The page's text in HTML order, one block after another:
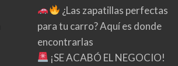
¿Las zapatillas perfectas
para tu carro? Aquí es donde
encontrarlas
¡SE ACABÓ EL NEGOCIO!